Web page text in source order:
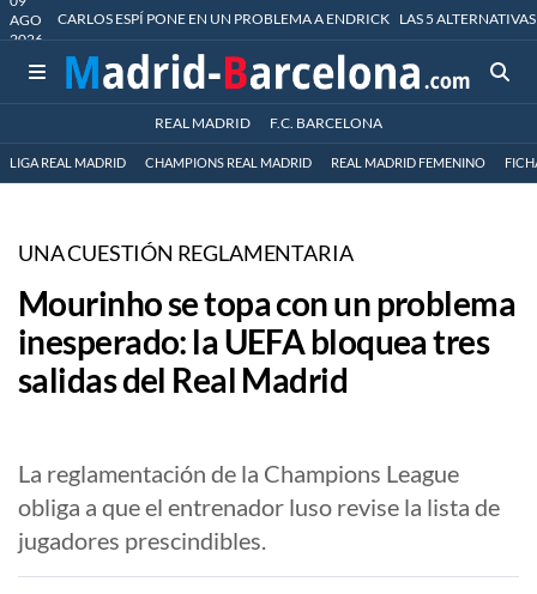
AGO
2026
CARLOS ESPÍ PONE EN UN PROBLEMA A ENDRICK LAS 5
REAL MADRID F.C. BARCELONA
LIGA REAL MADRID CHAMPIONS REAL MADRID REAL MADRID FEMENINO
UNA CUESTIÓN REGLAMENTARIA
Mourinho se topa con un problema
inesperado: la UEFA bloquea tres
salidas del Real Madrid
La reglamentación de la Champions League
obliga a que el entrenador luso revise la lista de
jugadores prescindibles.